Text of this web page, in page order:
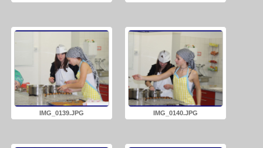
IMG_0139.JPG IMG_0140.JPG